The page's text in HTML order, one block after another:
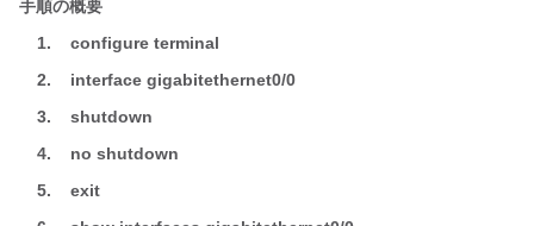
手順の概要
1.
configure terminal
2.
interface gigabitethernet0/0
3.
shutdown
4.
no shutdown
5.
exit